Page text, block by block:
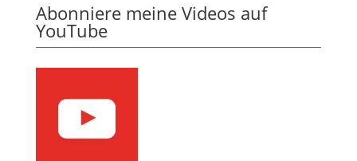
Abonniere meine Videos auf
YouTube